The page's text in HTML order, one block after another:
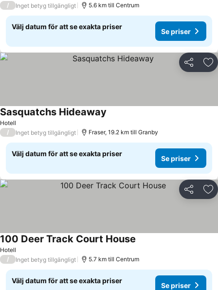
/ Inget betyg tillgängligt 5.6 km till Centrum
Välj datum för att se exakta priser
Se priser
Dela
Hotell
Sasquatchs Hideaway
/ Inget betyg tillgängligt Fraser, 19.2 km till Granby
Välj datum för att se exakta priser
Se priser
Dela
Hotell
100 Deer Track Court House
/ Inget betyg tillgängligt 5.7 km till Centrum
Välj datum för att se exakta priser
Se priser